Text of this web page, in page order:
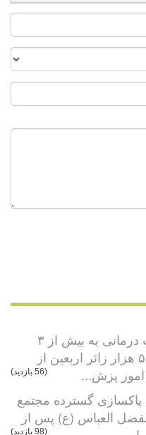
ارائه خدمات درمانی به بیش از ۳
میلیون و ۵۰۰ هزار زائر اربعین از
پزش...
(56 بازدید)
پاکسازی گسترده مجتمع
العباس (ع) پس از
(98 بازدید)